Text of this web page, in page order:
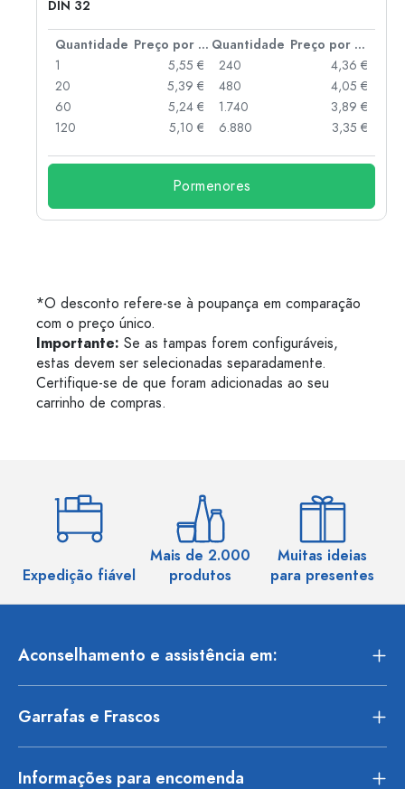
DIN 32
Quantidade Preço por peça Quantidade
Preço por peça
1
5,55 €
20
5,39 €
60
5,24 €
120
5,10 €
240
4,36 €
480
4,05 €
1.740
3,89 €
6.880
3,35 €
Pormenores
*O desconto refere-se à poupança em comparação
com o preço único.
Importante: Se as tampas forem configuráveis,
estas devem ser selecionadas separadamente.
Certifique-se de que foram adicionadas ao seu
carrinho de compras.
Expedição fiável
Mais de 2.000
produtos
Muitas ideias
para presentes
Aconselhamento e assistência em:
Garrafas e Frascos
Informações para encomenda